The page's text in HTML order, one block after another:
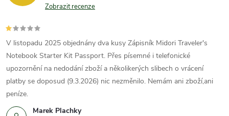
Zobrazit recenze
Marek Plachky
V listopadu 2025 objednány dva kusy Zápisník Midori Traveler's
Notebook Starter Kit Passport. Přes písemné i telefonické
upozornění na nedodání zboží a několikerých slibech o vrácení
platby se doposud (9.3.2026) nic nezměnilo. Nemám ani zboží,ani
peníze.